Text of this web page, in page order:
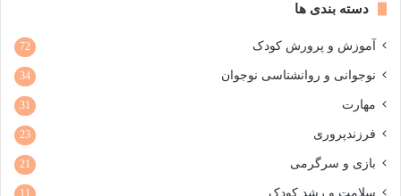
دسته بندی ها
آموزش و پرورش کودک 72
نوجوانی و روانشناسی نوجوان 34
مهارت 31
فرزندپروری 23
بازی و سرگرمی 21
سلامت و رشد کودک 11